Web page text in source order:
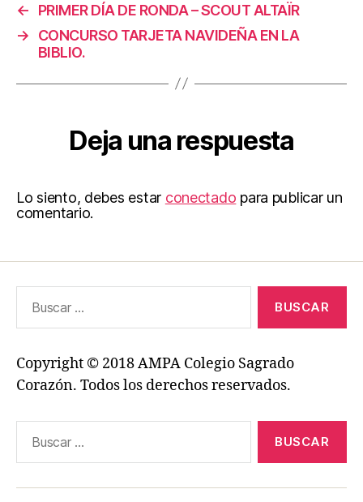
←
PRIMER DÍA DE RONDA – SCOUT ALTAÏR
→
CONCURSO TARJETA NAVIDEÑA EN LA
BIBLIO.
Deja una respuesta
Lo siento, debes estar conectado para publicar un
comentario.
Copyright © 2018 AMPA Colegio Sagrado
Corazón. Todos los derechos reservados.